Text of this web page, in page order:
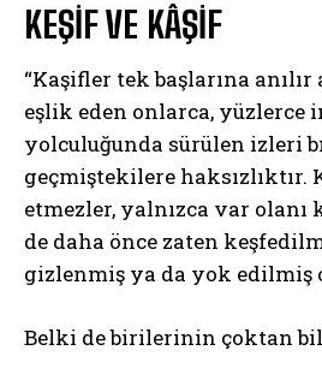
KEŞİF VE KÂŞİF
“Kaşifler tek başlarına anılır
eşlik eden onlarca, yüzlerce
yolculuğunda sürülen izleri
geçmiştekilere
etmezler, yalnızca var olanı
de daha önce zaten
gizlenmiş ya da yok edilmiş
Belki de birilerinin çoktan